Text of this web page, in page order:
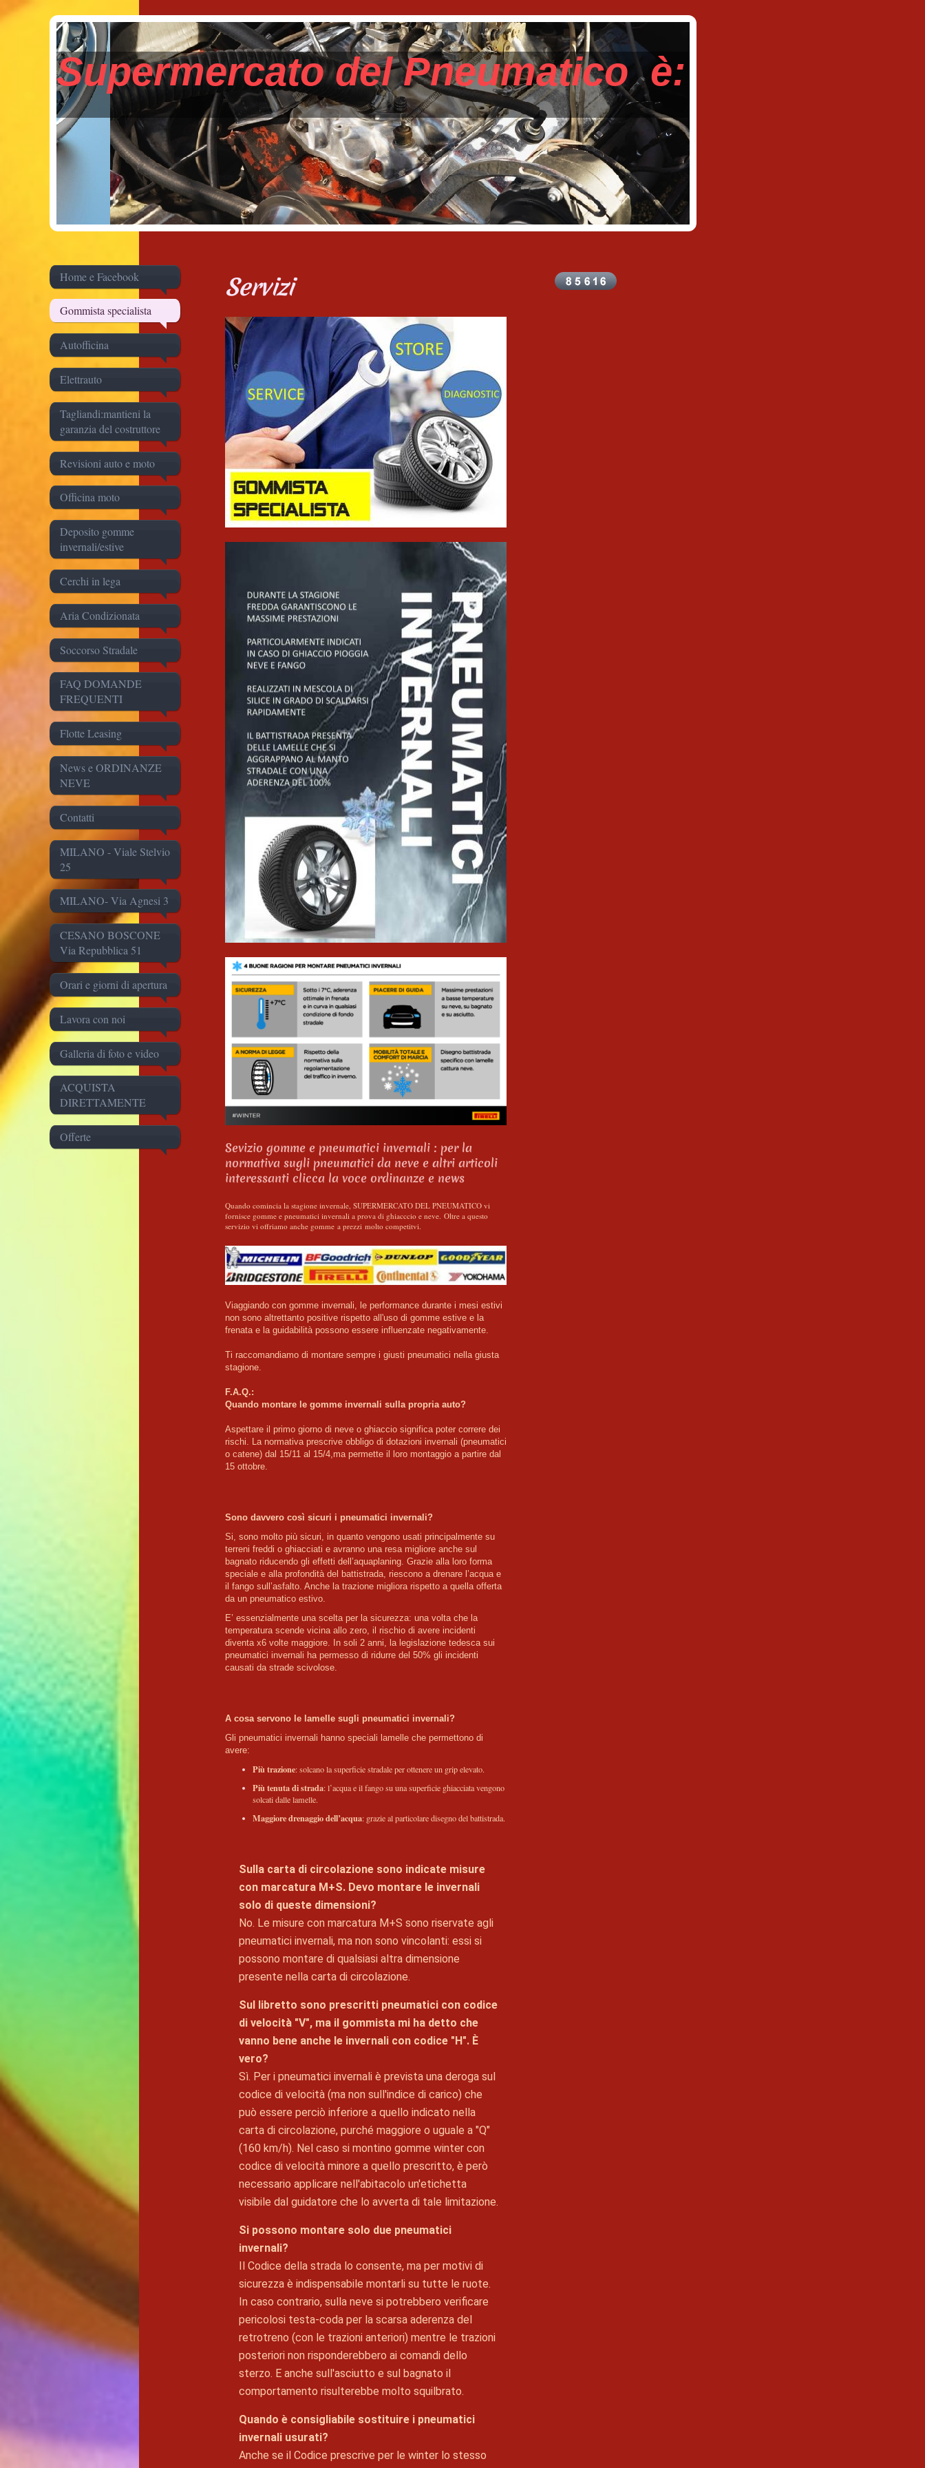
Supermercato del Pneumatico è:
Home e Facebook
Gommista specialista
Autofficina
Elettrauto
Tagliandi:mantieni la
garanzia del costruttore
Revisioni auto e moto
Officina moto
Deposito gomme
invernali/estive
Cerchi in lega
Aria Condizionata
Soccorso Stradale
FAQ DOMANDE
FREQUENTI
Flotte Leasing
News e ORDINANZE
NEVE
Contatti
MILANO - Viale Stelvio
25
MILANO- Via Agnesi 3
CESANO BOSCONE
Via Repubblica 51
Orari e giorni di apertura
Lavora con noi
Galleria di foto e video
ACQUISTA
DIRETTAMENTE
Offerte
Servizi
Sevizio gomme e pneumatici invernali : per la
normativa sugli pneumatici da neve e altri articoli
interessanti clicca la voce ordinanze e news
Quando comincia la stagione invernale, SUPERMERCATO DEL PNEUMATICO vi
fornisce gomme e pneumatici invernali a prova di ghiacccio e neve. Oltre a questo
servizio vi offriamo anche gomme a prezzi molto competitvi.
Viaggiando con gomme invernali, le performance durante i mesi estivi
non sono altrettanto positive rispetto all'uso di gomme estive e la
frenata e la guidabilità possono essere influenzate negativamente.
Ti raccomandiamo di montare sempre i giusti pneumatici nella giusta
stagione.
F.A.Q.:
Quando montare le gomme invernali sulla propria auto?
Aspettare il primo giorno di neve o ghiaccio significa poter correre dei
rischi. La normativa prescrive obbligo di dotazioni invernali (pneumatici
o catene) dal 15/11 al 15/4,ma permette il loro montaggio a partire dal
Sono davvero così sicuri i pneumatici invernali?
Si, sono molto più sicuri, in quanto vengono usati principalmente su
terreni freddi o ghiacciati e avranno una resa migliore anche sul
bagnato riducendo gli effetti dell’aquaplaning. Grazie alla loro forma
speciale e alla profondità del battistrada, riescono a drenare l’acqua e
il fango sull’asfalto. Anche la trazione migliora rispetto a quella offerta
da un pneumatico estivo.
E’ essenzialmente una scelta per la sicurezza: una volta che la
temperatura scende vicina allo zero, il rischio di avere incidenti
diventa x6 volte maggiore. In soli 2 anni, la legislazione tedesca sui
pneumatici invernali ha permesso di ridurre del 50% gli incidenti
A cosa servono le lamelle sugli pneumatici invernali?
Gli pneumatici invernali hanno speciali lamelle che permettono di
avere:
Più trazione: solcano la superficie stradale per ottenere un grip elevato.
Più tenuta di strada: l’acqua e il fango su una superficie ghiacciata vengono
solcati dalle lamelle.
Maggiore drenaggio dell’acqua: grazie al particolare disegno del battistrada.
Sulla carta di circolazione sono indicate misure
con marcatura M+S. Devo montare le invernali
solo di queste dimensioni?
No. Le misure con marcatura M+S sono riservate agli
pneumatici invernali, ma non sono vincolanti: essi si
possono montare di qualsiasi altra dimensione
presente nella carta di circolazione.
Sul libretto sono prescritti pneumatici con codice
di velocità "V", ma il gommista mi ha detto che
vanno bene anche le invernali con codice "H". È
vero?
Sì. Per i pneumatici invernali è prevista una deroga sul
codice di velocità (ma non sull'indice di carico) che
può essere perciò inferiore a quello indicato nella
carta di circolazione, purché maggiore o uguale a "Q"
(160 km/h). Nel caso si montino gomme winter con
codice di velocità minore a quello prescritto, è però
necessario applicare nell'abitacolo un'etichetta
visibile dal guidatore che lo avverta di tale limitazione.
Si possono montare solo due pneumatici
invernali?
Il Codice della strada lo consente, ma per motivi di
sicurezza è indispensabile montarli su tutte le ruote.
In caso contrario, sulla neve si potrebbero verificare
pericolosi testa-coda per la scarsa aderenza del
retrotreno (con le trazioni anteriori) mentre le trazioni
posteriori non risponderebbero ai comandi dello
sterzo. E anche sull'asciutto e sul bagnato il
comportamento risulterebbe molto squilbrato.
Quando è consigliabile sostituire i pneumatici
invernali usurati?
Anche se il Codice prescrive per le winter lo stesso